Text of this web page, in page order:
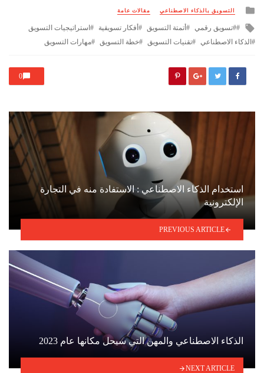
Posted
التسويق بالذكاء الاصطناعي مقالات عامة
Tagged
with
#تسويق رقمي أتمتة التسويق أفكار تسويقية
استراتيجيات التسويق
الذكاء الاصطناعي
تقنيات التسويق خطة التسويق مهارات التسويق
0
استخدام الذكاء الاصطناعي : الاستفادة منه في التجارة
الإلكترونية
PREVIOUS ARTICLE
الذكاء الاصطناعي والمهن التي سيحل مكانها عام 2023
NEXT ARTICLE